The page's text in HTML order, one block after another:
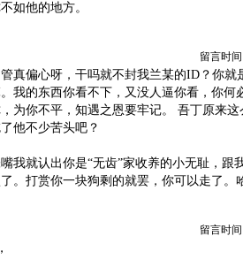
如他的地方。
留言时间
真偏心呀，干吗就不封我兰某的ID？你就
我的东西你看不下，又没人逼你看，你何
为你不平，知遇之恩要牢记。 吾丁原来
他不少苦头吧？
我就认出你是“无齿”家收养的小无耻，跟
。打赏你一块狗剩的就罢，你可以走了。
留言时间